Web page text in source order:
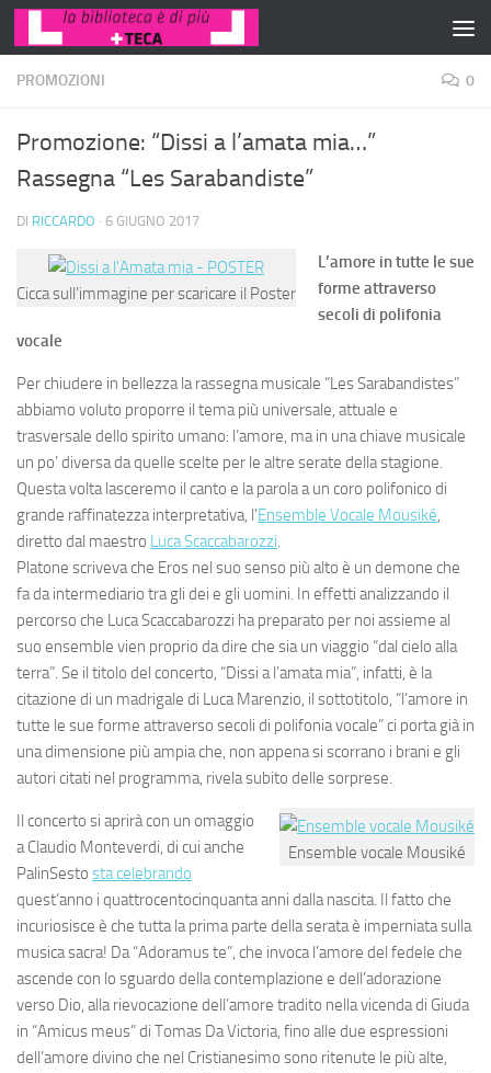
Salta al contenuto
PROMOZIONI 0
Promozione: “Dissi a l’amata mia…”
Rassegna “Les Sarabandiste”
DI RICCARDO · 6 GIUGNO 2017
Cicca sull’immagine per scaricare il Poster
L’amore in tutte le sue
forme attraverso
secoli di polifonia
vocale
Per chiudere in bellezza la rassegna musicale “Les Sarabandistes”
abbiamo voluto proporre il tema più universale, attuale e
trasversale dello spirito umano: l’amore, ma in una chiave musicale
un po’ diversa da quelle scelte per le altre serate della stagione.
Questa volta lasceremo il canto e la parola a un coro polifonico di
grande raffinatezza interpretativa, l’Ensemble Vocale Mousiké,
diretto dal maestro Luca Scaccabarozzi.
Platone scriveva che Eros nel suo senso più alto è un demone che
fa da intermediario tra gli dei e gli uomini. In effetti analizzando il
percorso che Luca Scaccabarozzi ha preparato per noi assieme al
suo ensemble vien proprio da dire che sia un viaggio “dal cielo alla
terra”. Se il titolo del concerto, “Dissi a l’amata mia”, infatti, è la
citazione di un madrigale di Luca Marenzio, il sottotitolo, “l’amore in
tutte le sue forme attraverso secoli di polifonia vocale” ci porta già in
una dimensione più ampia che, non appena si scorrano i brani e gli
autori citati nel programma, rivela subito delle sorprese.
Ensemble vocale Mousiké
Il concerto si aprirà con un omaggio
a Claudio Monteverdi, di cui anche
PalinSesto sta celebrando
quest’anno i quattrocentocinquanta anni dalla nascita. Il fatto che
incuriosisce è che tutta la prima parte della serata è imperniata sulla
musica sacra! Da “Adoramus te”, che invoca l’amore del fedele che
ascende con lo sguardo della contemplazione e dell’adorazione
verso Dio, alla rievocazione dell’amore tradito nella vicenda di Giuda
in “Amicus meus” di Tomas Da Victoria, fino alle due espressioni
dell’amore divino che nel Cristianesimo sono ritenute le più alte,